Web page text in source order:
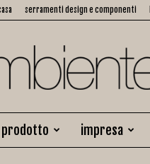
serramenti design e componenti
prodotto impresa